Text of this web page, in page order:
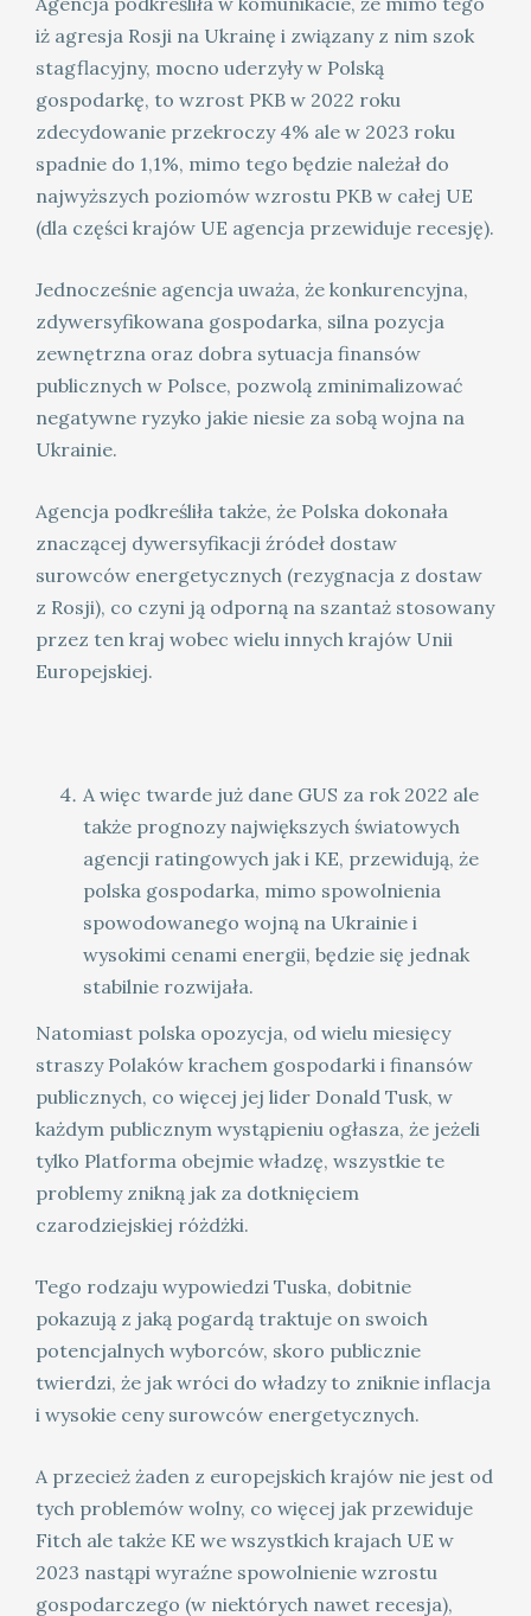
iż agresja Rosji na Ukrainę i związany z nim szok
stagflacyjny, mocno uderzyły w Polską
gospodarkę, to wzrost PKB w 2022 roku
zdecydowanie przekroczy 4% ale w 2023 roku
spadnie do 1,1%, mimo tego będzie należał do
najwyższych poziomów wzrostu PKB w całej UE
(dla części krajów UE agencja przewiduje recesję).
Jednocześnie agencja uważa, że konkurencyjna,
zdywersyfikowana gospodarka, silna pozycja
zewnętrzna oraz dobra sytuacja finansów
publicznych w Polsce, pozwolą zminimalizować
negatywne ryzyko jakie niesie za sobą wojna na
Ukrainie.
Agencja podkreśliła także, że Polska dokonała
znaczącej dywersyfikacji źródeł dostaw
surowców energetycznych (rezygnacja z dostaw
z Rosji), co czyni ją odporną na szantaż stosowany
przez ten kraj wobec wielu innych krajów Unii
Europejskiej.
A więc twarde już dane GUS za rok 2022 ale
także prognozy największych światowych
agencji ratingowych jak i KE, przewidują, że
polska gospodarka, mimo spowolnienia
spowodowanego wojną na Ukrainie i
wysokimi cenami energii, będzie się jednak
stabilnie rozwijała.
Natomiast polska opozycja, od wielu miesięcy
straszy Polaków krachem gospodarki i finansów
publicznych, co więcej jej lider Donald Tusk, w
każdym publicznym wystąpieniu ogłasza, że jeżeli
tylko Platforma obejmie władzę, wszystkie te
problemy znikną jak za dotknięciem
czarodziejskiej różdżki.
Tego rodzaju wypowiedzi Tuska, dobitnie
pokazują z jaką pogardą traktuje on swoich
potencjalnych wyborców, skoro publicznie
twierdzi, że jak wróci do władzy to zniknie inflacja
i wysokie ceny surowców energetycznych.
A przecież żaden z europejskich krajów nie jest od
tych problemów wolny, co więcej jak przewiduje
Fitch ale także KE we wszystkich krajach UE w
2023 nastąpi wyraźne spowolnienie wzrostu
gospodarczego (w niektórych nawet recesja),